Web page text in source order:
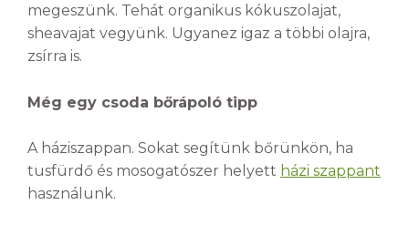
megeszünk. Tehát organikus kókuszolajat,
sheavajat vegyünk. Ugyanez igaz a többi olajra,
zsírra is.
Még egy csoda bőrápoló tipp
A háziszappan. Sokat segítünk bőrünkön, ha
tusfürdő és mosogatószer helyett házi szappant
használunk.